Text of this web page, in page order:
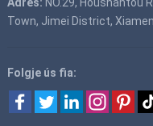
Adres: NO.29, Houshantou
Town, Jimei District,
Folgje ús fia: